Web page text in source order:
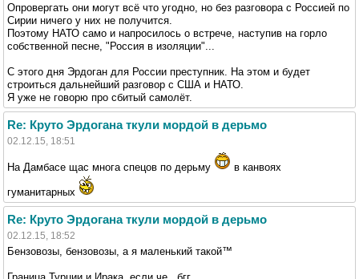
Опровергать они могут всё что угодно, но без разговора с Россией по
Сирии ничего у них не получится.
Поэтому НАТО само и напросилось о встрече, наступив на горло
собственной песне, "Россия в изоляции"...
С этого дня Эрдоган для России преступник. На этом и будет
строиться дальнейший разговор с США и НАТО.
Я уже не говорю про сбитый самолёт.
Re: Круто Эрдогана ткули мордой в дерьмо
02.12.15, 18:51
На Дамбасе щас многа спецов по дерьму в канвоях
гуманитарных
Re: Круто Эрдогана ткули мордой в дерьмо
02.12.15, 18:52
Бензовозы, бензовозы, а я маленький такой™